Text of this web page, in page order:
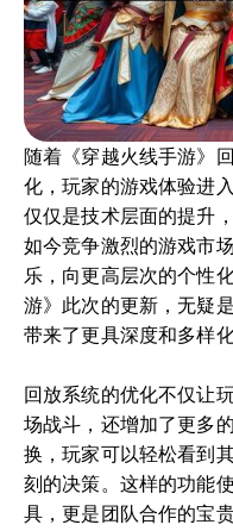
随着《穿越火线手游》
化，玩家的游戏体验进
仅仅是技术层面的提升
如今竞争激烈的游戏市
乐，向更高层次的个性
游》此次的更新，无疑
带来了更具深度和多样
回放系统的优化不仅让
场战斗，还增加了更多
换，玩家可以轻松看到
刻的决策。这样的功能
具，更是团队合作的宝